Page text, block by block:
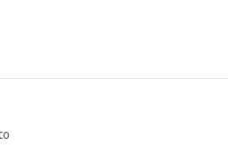
receitas caseiras, oferecendo praticidade e
Sabor Requeijão proporciona praticidade